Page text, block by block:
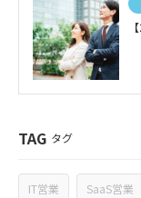
TAG タグ
IT営業 SaaS営業